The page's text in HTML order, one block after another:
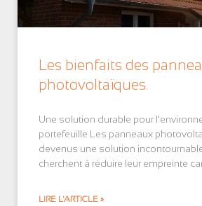
Les bienfaits des
photovoltaïques.
Une solution durable pour
portefeuille Les panneaux
devenus une solution
cherchent à réduire leur empreinte
LIRE L'ARTICLE »